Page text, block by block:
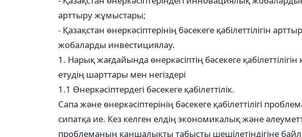
арттыру жұмыстары;
- Қазақстан өнеркәсіптерінің бәсекеге қабілеттілігін
жобаларды инвестициялау.
1. Нарық жағдайында өнеркәсіптің бәсекеге
етудің шарттары мен негіздері
1.1 Өнеркәсіптердегі бәсекеге қабілеттілік.
Сапа және өнеркәсіптерінің бәсекеге қабілеттілігі
сипатқа ие. Кез келген елдің экономикалық және
проблеманың қаншалықты табысты шешілетіндігіне